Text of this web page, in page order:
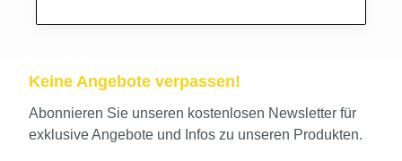
Keine Angebote verpassen!
Abonnieren Sie unseren kostenlosen Newsletter für
exklusive Angebote und Infos zu unseren Produkten.